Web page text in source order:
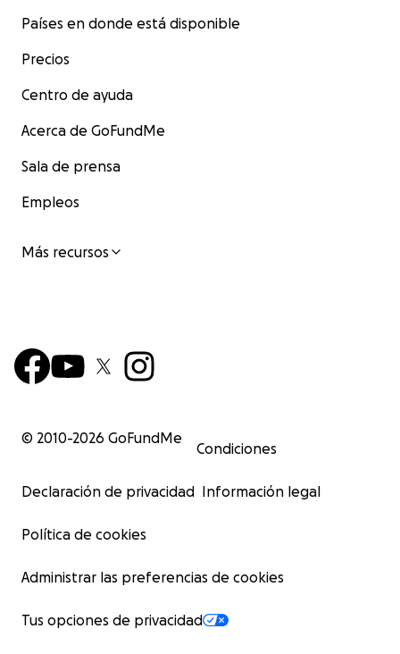
Países en donde está disponible
Precios
Centro de ayuda
Acerca de GoFundMe
Sala de prensa
Empleos
Más recursos
© 2010-2026 GoFundMe
Condiciones
Declaración de privacidad Información legal
Política de cookies
Administrar las preferencias de cookies
Tus opciones de privacidad